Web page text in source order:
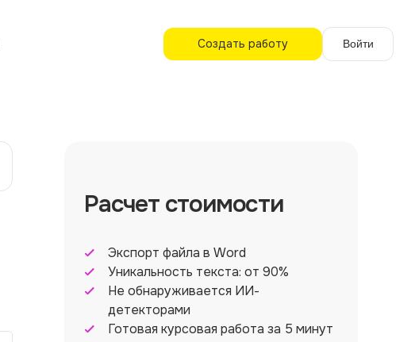
Создать работу Войти
Расчет стоимости
Экспорт файла в Word
Уникальность текста: от 90%
Не обнаруживается ИИ-
детекторами
Готовая курсовая работа за 5 минут